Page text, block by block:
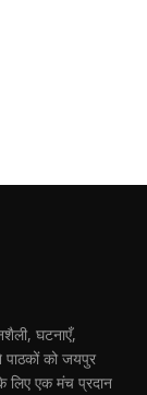
घटनाएँ,
को जयपुर
एक मंच प्रदान